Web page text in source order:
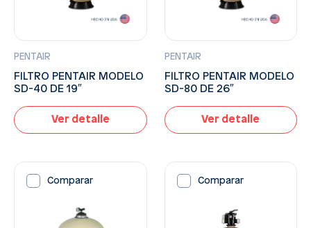
PENTAIR
FILTRO PENTAIR MODELO
SD-40 DE 19″
Ver detalle
PENTAIR
FILTRO PENTAIR MODELO
SD-80 DE 26″
Ver detalle
Comparar Comparar